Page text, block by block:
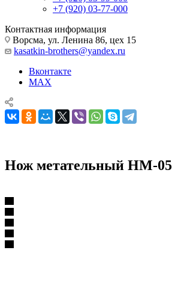
+7 (920) 03-77-000
Контактная информация
Ворсма, ул. Ленина 86, цех 15
kasatkin-brothers@yandex.ru
Вконтакте
MAX
Нож метательный НМ-05